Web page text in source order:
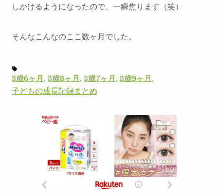
しかけるようになったので、一瞬焦ります（笑）
そんなこんなのここ数ヶ月でした。
3歳6ヶ月 3歳8ヶ月 3歳7ヶ月 3歳9ヶ月
子どもの成長記録まとめ